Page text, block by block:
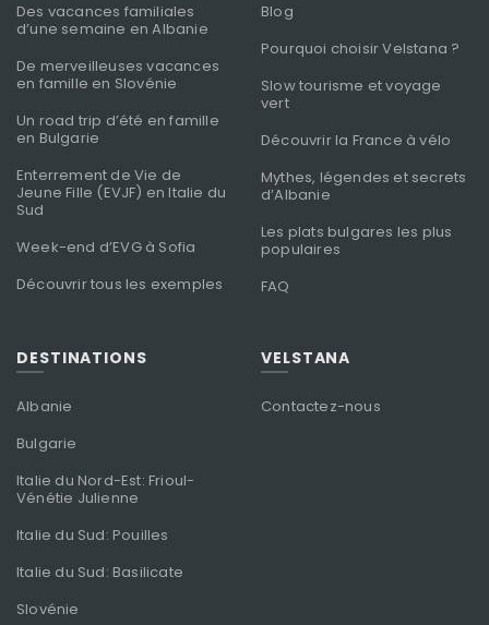
Des vacances familiales
d’une semaine en Albanie
De merveilleuses vacances
en famille en Slovénie
Un road trip d’été en famille
en Bulgarie
Enterrement de Vie de
Jeune Fille (EVJF) en Italie du
Sud
Week-end d’EVG à Sofia
Découvrir tous les exemples
Blog
Pourquoi choisir Velstana ?
Slow tourisme et voyage
vert
Découvrir la France à vélo
Mythes, légendes et secrets
d’Albanie
Les plats bulgares les plus
populaires
FAQ
DESTINATIONS
Albanie
Bulgarie
Italie du Nord-Est: Frioul-
Vénétie Julienne
Italie du Sud: Pouilles
Italie du Sud: Basilicate
Slovénie
VELSTANA
Contactez-nous